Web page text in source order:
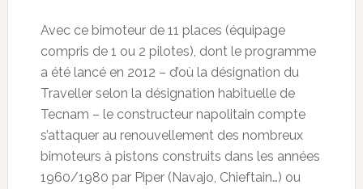
Avec ce bimoteur de 11 places (équipage
compris de 1 ou 2 pilotes), dont le programme
a été lancé en 2012 – d’où la désignation du
Traveller selon la désignation habituelle de
Tecnam – le constructeur napolitain compte
s’attaquer au renouvellement des nombreux
bimoteurs à pistons construits dans les années
1960/1980 par Piper (Navajo, Chieftain…) ou